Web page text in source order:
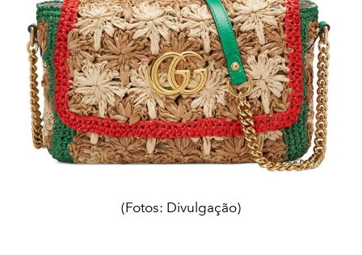
(Fotos: Divulgação)